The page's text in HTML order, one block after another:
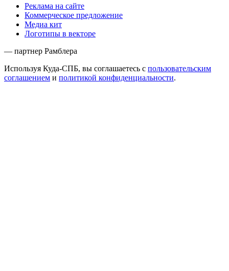
Реклама на сайте
Коммерческое предложение
Медиа кит
Логотипы в векторе
— партнер Рамблера
Используя Куда-СПБ, вы соглашаетесь с пользовательским
соглашением и политикой конфиденциальности.